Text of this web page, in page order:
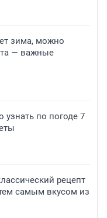
зима, можно
— важные
по погоде 7
рецепт
самым вкусом из